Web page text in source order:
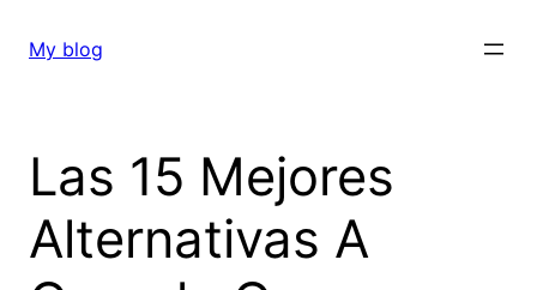
My blog
Las 15 Mejores
Alternativas A